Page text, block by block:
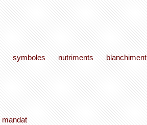
symboles nutriments blanchiment
mandat